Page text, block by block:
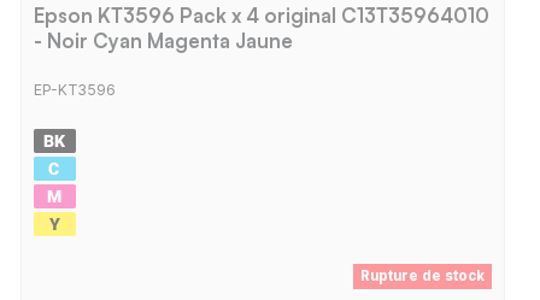
Epson KT3596 Pack x 4 original C13T35964010
- Noir Cyan Magenta Jaune
EP-KT3596
Rupture de stock